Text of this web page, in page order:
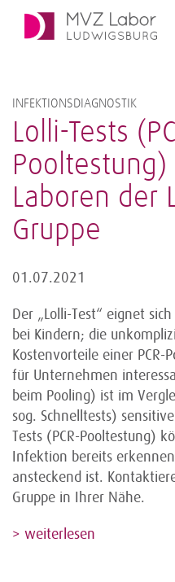
INFEKTIONSDIAGNOSTIK
Lolli-Tests
Pooltestung)
Laboren der
Gruppe
01.07.2021
Der „Lolli-Test“ eignet
bei Kindern; die
Kostenvorteile einer
für Unternehmen
beim Pooling) ist im
sog. Schnelltests)
Tests (PCR-Pooltestung)
Infektion bereits
ansteckend ist.
Gruppe in Ihrer Nähe.
> weiterlesen